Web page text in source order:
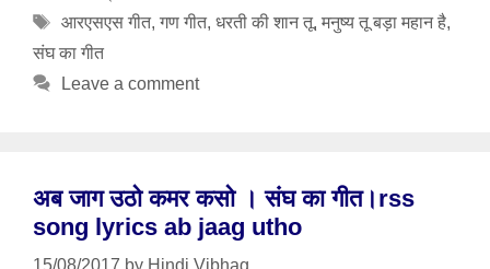
Tags
आरएसएस गीत, गण गीत, धरती की शान तू, मनुष्य तू बड़ा महान है,
संघ का गीत
Leave a comment
अब जाग उठो कमर कसो । संघ का गीत।rss
song lyrics ab jaag utho
15/08/2017 by Hindi Vibhag